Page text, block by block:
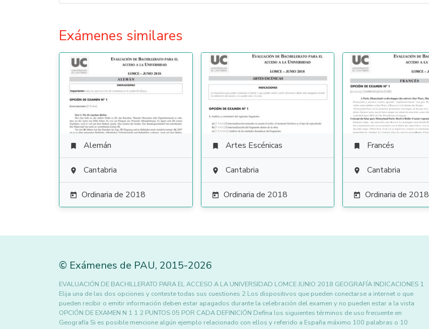
Exámenes similares
 Alemán
 Cantabria
 Ordinaria de 2018
 Artes Escénicas
 Cantabria
 Ordinaria de 2018
 Francés
 Cantabria
 Ordinaria de 2018
© Exámenes de PAU, 2015-2026
EVALUACIÓN DE BACHILLERATO PARA EL ACCESO A LA UNIVERSIDAD LOMCE JUNIO 2018 GEOGRAFÍA INDICACIONES 1
Elija una de las dos opciones y conteste todas sus cuestiones 2 Los dispositivos que pueden conectarse a internet o que
pueden recibir o emitir información deben estar apagados durante la celebración del examen y no pueden estar a la vista
OPCIÓN DE EXAMEN N 1 1 2 PUNTOS 05 POR CADA DEFINICIÓN Defina los siguientes términos de uso frecuente en
Geografía Si es posible mencione algún ejemplo relacionado con ellos y referido a España máximo 100 palabras o 10